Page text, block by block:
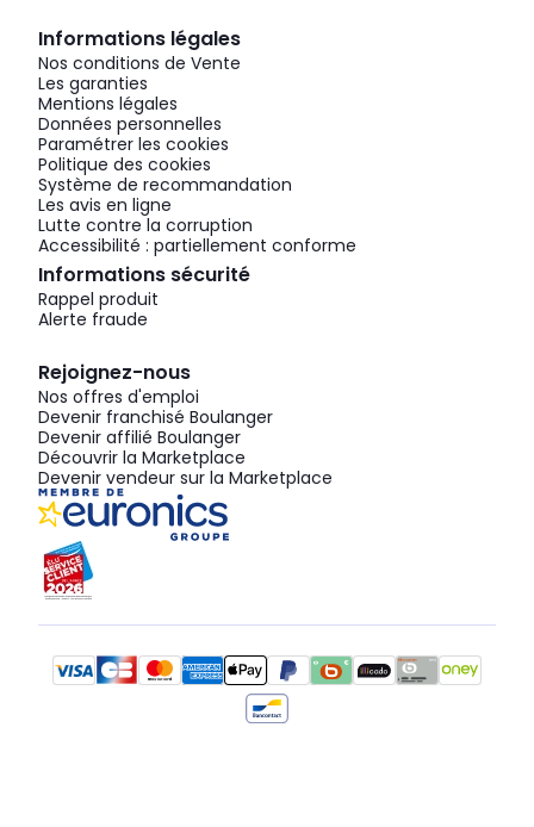
Informations légales
Nos conditions de Vente
Les garanties
Mentions légales
Données personnelles
Paramétrer les cookies
Politique des cookies
Système de recommandation
Les avis en ligne
Lutte contre la corruption
Accessibilité : partiellement conforme
Informations sécurité
Rappel produit
Alerte fraude
Rejoignez-nous
Nos offres d'emploi
Devenir franchisé Boulanger
Devenir affilié Boulanger
Découvrir la Marketplace
Devenir vendeur sur la Marketplace